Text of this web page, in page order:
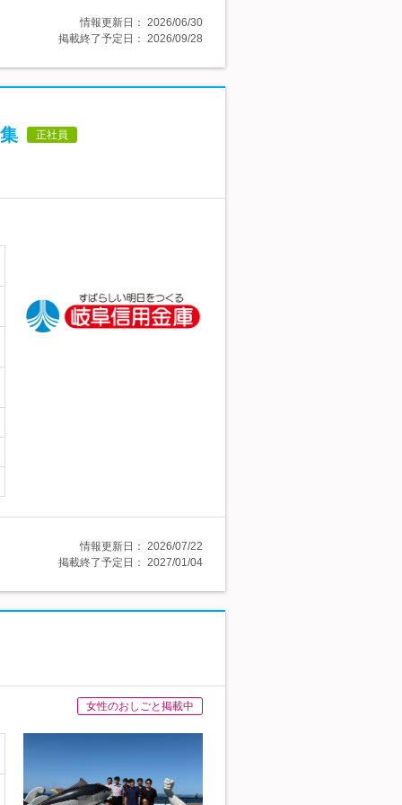
情報更新日： 2026/06/30
掲載終了予定日： 2026/09/28
正社員
情報更新日： 2026/07/22
掲載終了予定日： 2027/01/04
女性のおしごと掲載中